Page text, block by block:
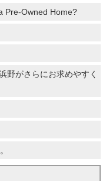
Pre-Owned Home?
野がさらにお求めやすく